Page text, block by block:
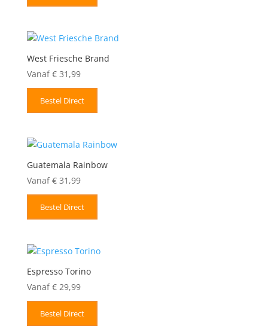
West Friesche Brand
Vanaf €31,99
Bestel Direct
Guatemala Rainbow
Vanaf €31,99
Bestel Direct
Espresso Torino
Vanaf €29,99
Bestel Direct